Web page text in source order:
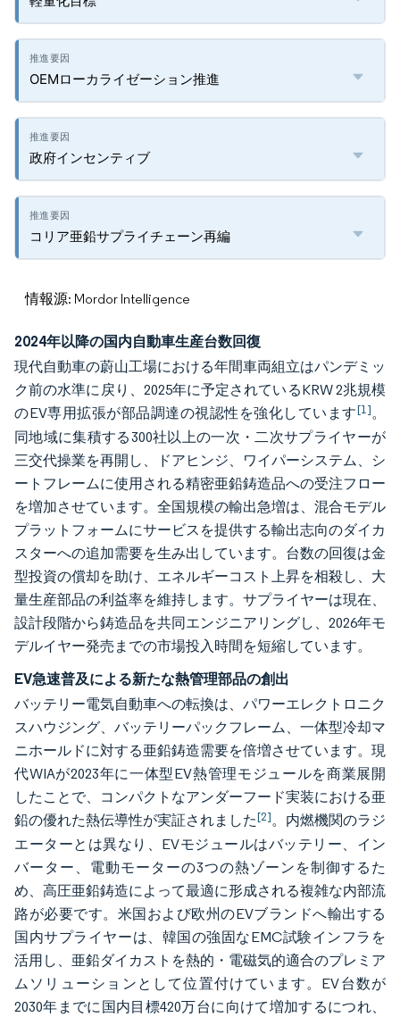
OEMローカライゼーション推進
政府インセンティブ
コリア亜鉛サプライチェーン再編
情報源: Mordor Intelligence
2024年以降の国内自動車生産台数回復
現代自動車の蔚山工場における年間車両組立はパンデミッ
ク前の水準に戻り、2025年に予定されているKRW 2兆規模
のEV専用拡張が部品調達の視認性を強化しています[1]。
同地域に集積する300社以上の一次・二次サプライヤーが
三交代操業を再開し、ドアヒンジ、ワイパーシステム、シ
ートフレームに使用される精密亜鉛鋳造品への受注フロー
を増加させています。全国規模の輸出急増は、混合モデル
プラットフォームにサービスを提供する輸出志向のダイカ
スターへの追加需要を生み出しています。台数の回復は金
型投資の償却を助け、エネルギーコスト上昇を相殺し、大
量生産部品の利益率を維持します。サプライヤーは現在、
設計段階から鋳造品を共同エンジニアリングし、2026年モ
デルイヤー発売までの市場投入時間を短縮しています。
EV急速普及による新たな熱管理部品の創出
バッテリー電気自動車への転換は、パワーエレクトロニク
スハウジング、バッテリーパックフレーム、一体型冷却マ
ニホールドに対する亜鉛鋳造需要を倍増させています。現
代WIAが2023年に一体型EV熱管理モジュールを商業展開
したことで、コンパクトなアンダーフード実装における亜
鉛の優れた熱伝導性が実証されました[2]。内燃機関のラジ
エーターとは異なり、EVモジュールはバッテリー、イン
バーター、電動モーターの3つの熱ゾーンを制御するた
め、高圧亜鉛鋳造によって最適に形成される複雑な内部流
路が必要です。米国および欧州のEVブランドへ輸出する
国内サプライヤーは、韓国の強固なEMC試験インフラを
活用し、亜鉛ダイカストを熱的・電磁気的適合のプレミア
ムソリューションとして位置付けています。EV台数が
2030年までに国内目標420万台に向けて増加するにつれ、